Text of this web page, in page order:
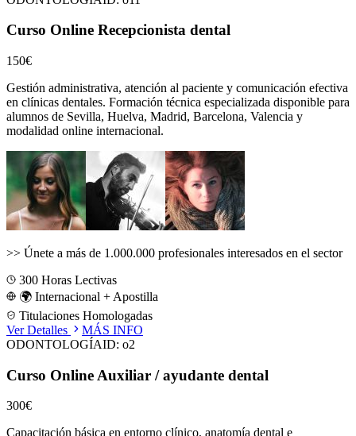
Curso Online Recepcionista dental
150€
Gestión administrativa, atención al paciente y comunicación efectiva
en clínicas dentales. Formación técnica especializada disponible para
alumnos de Sevilla, Huelva, Madrid, Barcelona, Valencia y
modalidad online internacional.
>> Únete a más de 1.000.000 profesionales interesados en el sector
300 Horas Lectivas
🌍 Internacional + Apostilla
Titulaciones Homologadas
Ver Detalles
MÁS INFO
ODONTOLOGÍAID: o2
Curso Online Auxiliar / ayudante dental
300€
Capacitación básica en entorno clínico, anatomía dental e